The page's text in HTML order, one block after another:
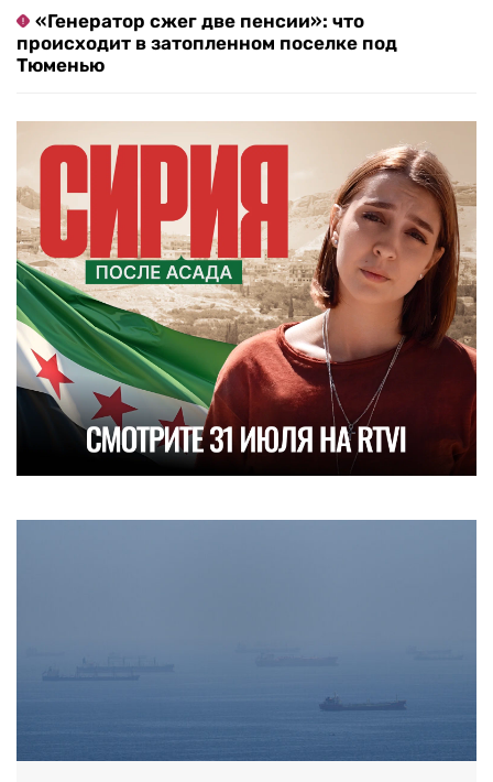
«Генератор сжег две пенсии»: что
происходит в затопленном поселке под
Тюменью